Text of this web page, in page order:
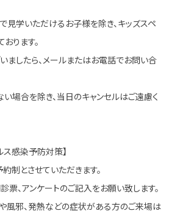
見学いただけるお子様を除き、キッズスペ
ります。
ましたら、メールまたはお電話でお問い合
場合を除き、当日のキャンセルはご遠慮く
ス感染予防対策】
とさせていただきます。
、アンケートのご記入をお願い致します。
風邪、発熱などの症状がある方のご来場は